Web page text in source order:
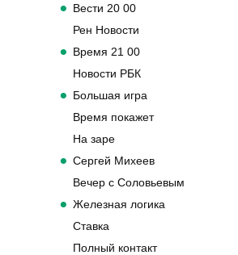
Вести 20 00
Рен Новости
Время 21 00
Новости РБК
Большая игра
Время покажет
На заре
Сергей Михеев
Вечер с Соловьевым
Железная логика
Ставка
Полный контакт